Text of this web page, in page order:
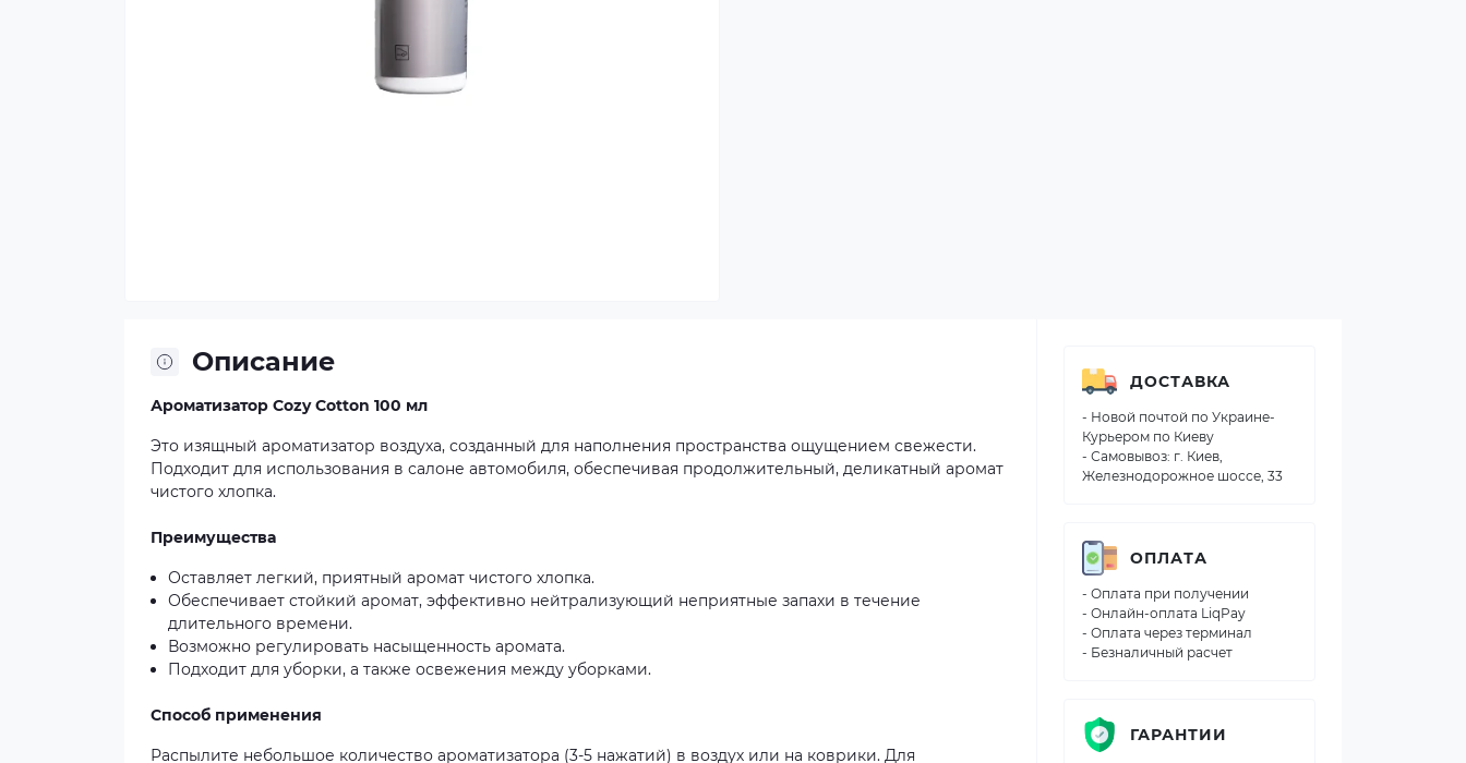
Описание
Ароматизатор Cozy Cotton 100 мл
Это изящный ароматизатор воздуха, созданный для наполнения пространства ощущением свежести.
Подходит для использования в салоне автомобиля, обеспечивая продолжительный, деликатный аромат
чистого хлопка.
Преимущества
Оставляет легкий, приятный аромат чистого хлопка.
Обеспечивает стойкий аромат, эффективно нейтрализующий неприятные запахи в течение
длительного времени.
Возможно регулировать насыщенность аромата.
Подходит для уборки, а также освежения между уборками.
Способ применения
Распылите небольшое количество ароматизатора (3-5 нажатий) в воздух или на коврики. Для
ДОСТАВКА
- Новой почтой по Украине-
Курьером по Киеву
- Самовывоз: г. Киев,
Железнодорожное шоссе, 33
ОПЛАТА
- Оплата при получении
- Онлайн-оплата LiqPay
- Оплата через терминал
- Безналичный расчет
ГАРАНТИИ